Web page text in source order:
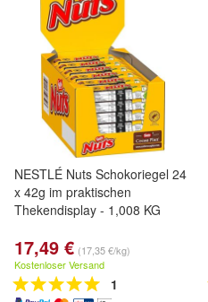
NESTLÉ Nuts Schokoriegel 24
x 42g im praktischen
Thekendisplay - 1,008 KG
17,49 € (17,35 €/kg)
Kostenloser Versand
1